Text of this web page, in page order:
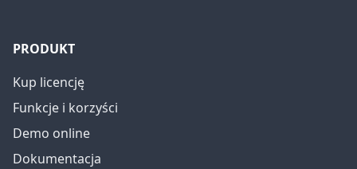
PRODUKT
Kup licencję
Funkcje i korzyści
Demo online
Dokumentacja